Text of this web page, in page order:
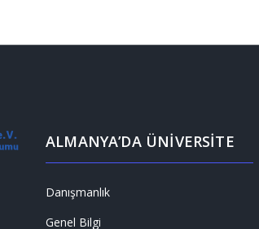
ALMANYA’DA ÜNİVERSİTE
Danışmanlık
Genel Bilgi